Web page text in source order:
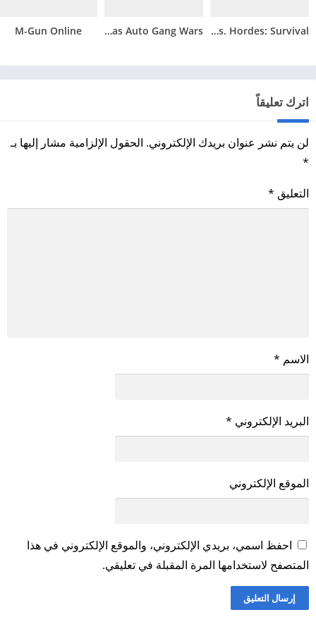
Heroes vs. Hordes: Survival
San Andreas Auto Gang Wars
M-Gun Online
اترك تعليقاً
لن يتم نشر عنوان بريدك الإلكتروني. الحقول الإلزامية مشار إليها بـ
*
التعليق *
الاسم *
البريد الإلكتروني *
الموقع الإلكتروني
احفظ اسمي، بريدي الإلكتروني، والموقع الإلكتروني في هذا
المتصفح لاستخدامها المرة المقبلة في تعليقي.